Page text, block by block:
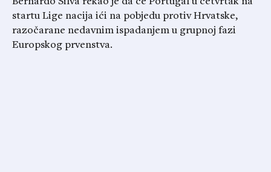
startu Lige nacija ići na pobjedu protiv Hrvatske,
razočarane nedavnim ispadanjem u grupnoj fazi
Europskog prvenstva.